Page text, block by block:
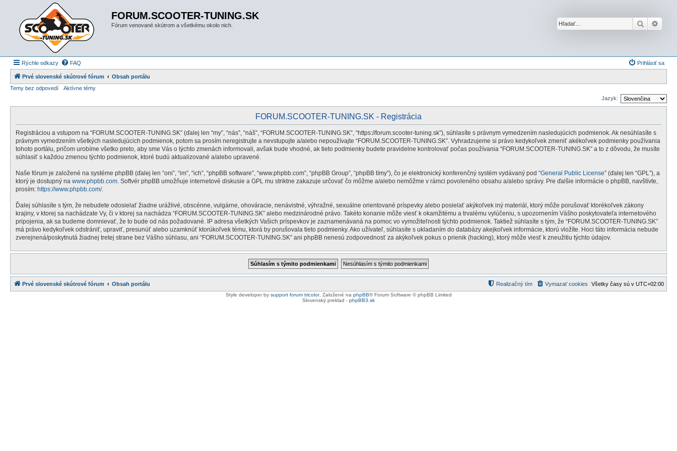
FORUM.SCOOTER-TUNING.SK
Fórum venované skútrom a všetkému okolo nich. Hľadať
Rýchle odkazy FAQ Prihlásiť sa
Prvé slovenské skútrové fórum
Obsah portálu
Temy bez odpovedí
Aktívne témy
Jazyk:
FORUM.SCOOTER-TUNING.SK - Registrácia
Registráciou a vstupom na “FORUM.SCOOTER-TUNING.SK” (ďalej len “my”, “nás”, “náš”, “FORUM.SCOOTER-TUNING.SK”, “https://forum.scooter-tuning.sk”), súhlasíte s právnym vymedzením nasledujúcich podmienok. Ak nesúhlasíte s
právnym vymedzením všetkých nasledujúcich podmienok, potom sa prosím neregistrujte a nevstupujte a/alebo nepoužívajte “FORUM.SCOOTER-TUNING.SK”. Vyhradzujeme si právo kedykoľvek zmeniť akékoľvek podmienky používania
tohoto portálu, pričom urobíme všetko preto, aby sme Vás o týchto zmenách informovali, avšak bude vhodné, ak tieto podmienky budete pravidelne kontrolovať počas používania “FORUM.SCOOTER-TUNING.SK” a to z dôvodu, že musíte
súhlasiť s každou zmenou týchto podmienok, ktoré budú aktualizované a/alebo upravené.
Naše fórum je založené na systéme phpBB (ďalej len “oni”, “im”, “ich”, “phpBB software”, “www.phpbb.com”, “phpBB Group”, “phpBB tímy”), čo je elektronický konferenčný systém vydávaný pod “General Public License” (ďalej len “GPL”), a
ktorý je dostupný na www.phpbb.com . Softvér phpBB umožňuje internetové diskusie a GPL mu striktne zakazuje určovať čo môžme a/alebo nemôžme v rámci povoleného obsahu a/alebo správy. Pre ďalšie informácie o phpBB, navštívte,
prosím: https://www.phpbb.com/.
Ďalej súhlasíte s tým, že nebudete odosielať žiadne urážlivé, obscénne, vulgárne, ohováracie, nenávistné, výhražné, sexuálne orientované príspevky alebo posielať akýkoľvek iný materiál, ktorý môže porušovať ktorékoľvek zákony
krajiny, v ktorej sa nachádzate Vy, či v ktorej sa nachádza “FORUM.SCOOTER-TUNING.SK” alebo medzinárodné právo. Takéto konanie môže viesť k okamžitému a trvalému vylúčeniu, s upozornením Vášho poskytovateľa internetového
pripojenia, ak sa budeme domnievať, že to bude od nás požadované. IP adresa všetkých Vašich príspevkov je zaznamenávaná na pomoc vo vymožiteľnosti týchto podmienok. Taktiež súhlasíte s tým, že “FORUM.SCOOTER-TUNING.SK”
má právo kedykoľvek odstrániť, upraviť, presunúť alebo uzamknúť ktorúkoľvek tému, ktorá by porušovala tieto podmienky. Ako užívateľ, súhlasíte s ukladaním do databázy akejkoľvek informácie, ktorú vložíte. Hoci táto informácia nebude
zverejnená/poskytnutá žiadnej tretej strane bez Vášho súhlasu, ani “FORUM.SCOOTER-TUNING.SK” ani phpBB nenesú zodpovednosť za akýkoľvek pokus o prienik (hacking), ktorý môže viesť k zneužitiu týchto údajov.
Prvé slovenské skútrové fórum Obsah portálu Všetky časy sú v UTC+02:00
Vymazať cookies
Realizačný tím
Style developer by support forum tricolor, Založené na phpBB® Forum Software © phpBB Limited
Slovenský preklad - phpBB3.sk